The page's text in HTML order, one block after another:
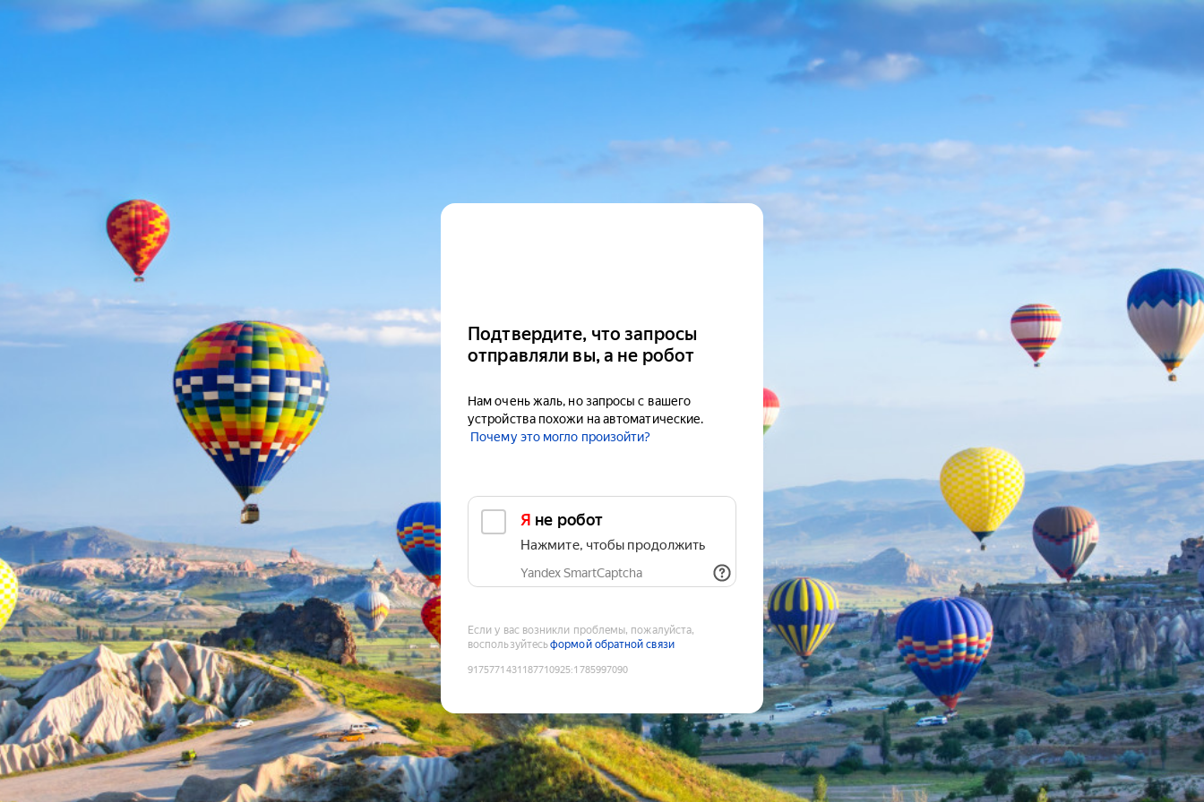
Подтвердите, что запросы
отправляли вы, а не робот
Нам очень жаль, но запросы с вашего
устройства похожи на автоматические.
Почему это могло произойти?
Я не робот
Нажмите, чтобы продолжить
Yandex SmartCaptcha
Если у вас возникли проблемы, пожалуйста,
воспользуйтесьформой обратной связи
9175771431187710925:1785997090